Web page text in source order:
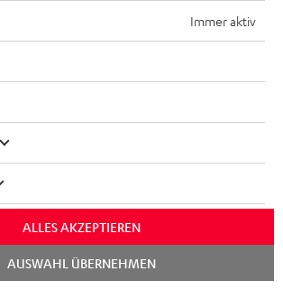
komfortabel, zuverlässig!“Immer aktiv
ALLES AKZEPTIEREN
AUSWAHL ÜBERNEHMEN